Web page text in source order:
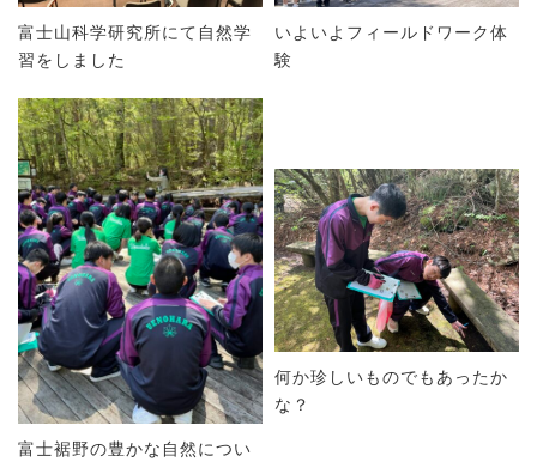
富士山科学研究所にて自然学
習をしました
いよいよフィールドワーク体
験
富士裾野の豊かな自然につい
何か珍しいものでもあったか
な？